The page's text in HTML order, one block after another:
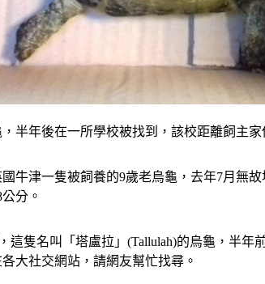
半年後在一所學校被找到，該校距離飼主
牛津一隻被飼養的9歲老烏龜，去年7月無
分。
這隻名叫「塔盧拉」(Tallulah)的烏龜，半年
大社交網站，請網友幫忙找尋。